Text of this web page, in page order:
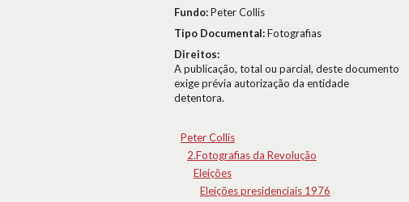
Fundo:Peter Collis
Tipo Documental:Fotografias
Direitos:
A publicação, total ou parcial, deste documento
exige prévia autorização da entidade
detentora.
Peter Collis
2.Fotografias da Revolução
Eleições
Eleições presidenciais 1976